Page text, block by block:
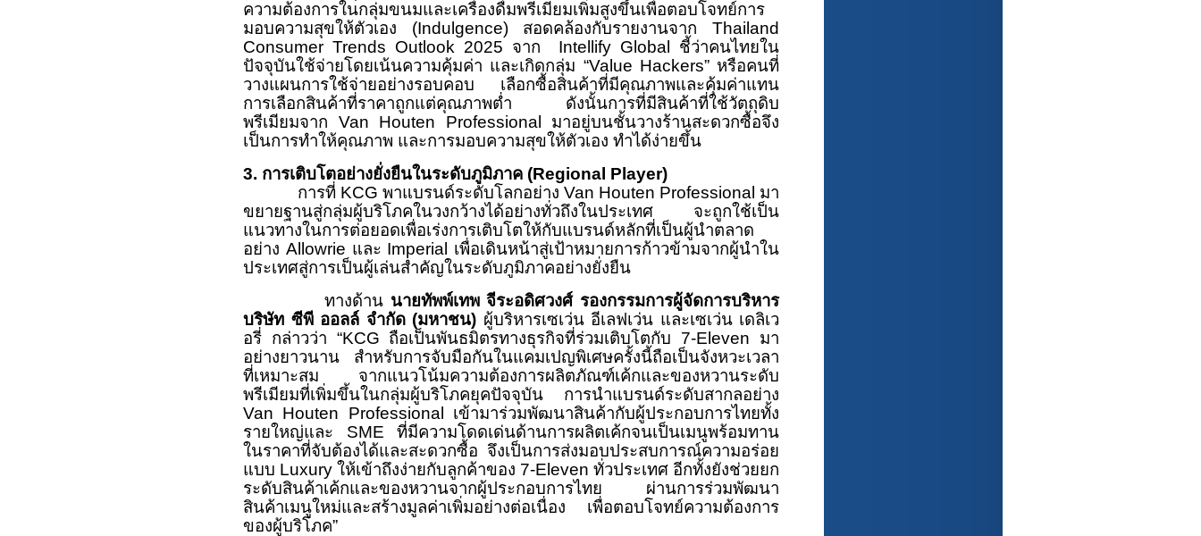
ความต้องการในกลุ่มขนมและเครื่องดื่มพรีเมียมเพิ่มสูงขึ้นเพื่อตอบโจทย์การ
มอบความสุขให้ตัวเอง (Indulgence) สอดคล้องกับรายงานจาก Thailand
Consumer Trends Outlook 2025 จาก Intellify Global ชี้ว่าคนไทยใน
ปัจจุบันใช้จ่ายโดยเน้นความคุ้มค่า และเกิดกลุ่ม “Value Hackers” หรือคนที่
วางแผนการใช้จ่ายอย่างรอบคอบ เลือกซื้อสินค้าที่มีคุณภาพและคุ้มค่าแทน
การเลือกสินค้าที่ราคาถูกแต่คุณภาพต่ำ ดังนั้นการที่มีสินค้าที่ใช้วัตถุดิบ
พรีเมียมจาก Van Houten Professional มาอยู่บนชั้นวางร้านสะดวกซื้อจึง
เป็นการทำให้คุณภาพ และการมอบความสุขให้ตัวเอง ทำได้ง่ายขึ้น
3. การเติบโตอย่างยั่งยืนในระดับภูมิภาค (Regional Player)
การที่ KCG พาแบรนด์ระดับโลกอย่าง Van Houten Professional มา
ขยายฐานสู่กลุ่มผู้บริโภคในวงกว้างได้อย่างทั่วถึงในประเทศ จะถูกใช้เป็น
แนวทางในการต่อยอดเพื่อเร่งการเติบโตให้กับแบรนด์หลักที่เป็นผู้นำตลาด
อย่าง Allowrie และ Imperial เพื่อเดินหน้าสู่เป้าหมายการก้าวข้ามจากผู้นำใน
ประเทศสู่การเป็นผู้เล่นสำคัญในระดับภูมิภาคอย่างยั่งยืน
ทางด้าน นายทัพพ์เทพ จีระอดิศวงศ์ รองกรรมการผู้จัดการบริหาร
บริษัท ซีพี ออลล์ จำกัด (มหาชน) ผู้บริหารเซเว่น อีเลฟเว่น และเซเว่น เดลิเว
อรี่ กล่าวว่า “KCG ถือเป็นพันธมิตรทางธุรกิจที่ร่วมเติบโตกับ 7-Eleven มา
อย่างยาวนาน สำหรับการจับมือกันในแคมเปญพิเศษครั้งนี้ถือเป็นจังหวะเวลา
ที่เหมาะสม จากแนวโน้มความต้องการผลิตภัณฑ์เค้กและของหวานระดับ
พรีเมียมที่เพิ่มขึ้นในกลุ่มผู้บริโภคยุคปัจจุบัน การนำแบรนด์ระดับสากลอย่าง
Van Houten Professional เข้ามาร่วมพัฒนาสินค้ากับผู้ประกอบการไทยทั้ง
รายใหญ่และ SME ที่มีความโดดเด่นด้านการผลิตเค้กจนเป็นเมนูพร้อมทาน
ในราคาที่จับต้องได้และสะดวกซื้อ จึงเป็นการส่งมอบประสบการณ์ความอร่อย
แบบ Luxury ให้เข้าถึงง่ายกับลูกค้าของ 7-Eleven ทั่วประเทศ อีกทั้งยังช่วยยก
ระดับสินค้าเค้กและของหวานจากผู้ประกอบการไทย ผ่านการร่วมพัฒนา
สินค้าเมนูใหม่และสร้างมูลค่าเพิ่มอย่างต่อเนื่อง เพื่อตอบโจทย์ความต้องการ
ของผู้บริโภค”